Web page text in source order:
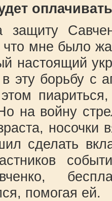
что мне было
настоящий
в эту борьбу с
на войну
носочки
сделать
помогая ей.